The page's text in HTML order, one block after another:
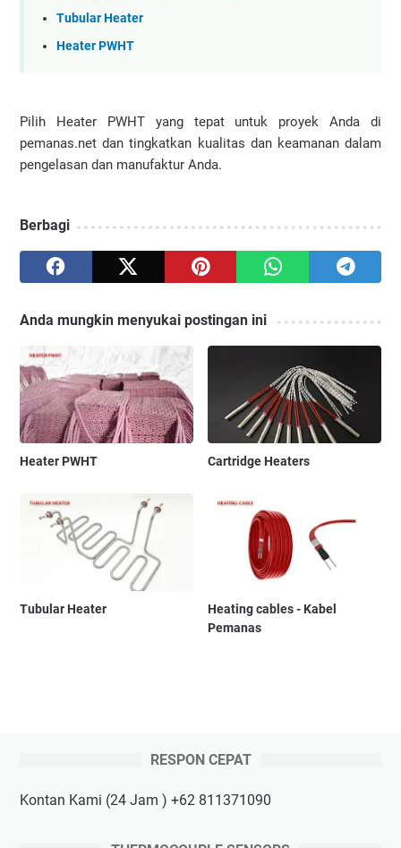
Tubular Heater
Heater PWHT
Pilih Heater PWHT yang tepat untuk proyek Anda di
pemanas.net dan tingkatkan kualitas dan keamanan dalam
pengelasan dan manufaktur Anda.
Berbagi
Anda mungkin menyukai postingan ini
Heater PWHT Cartridge Heaters
Tubular Heater
Heating cables - Kabel
Pemanas
RESPON CEPAT
Kontan Kami (24 Jam ) +62 811371090